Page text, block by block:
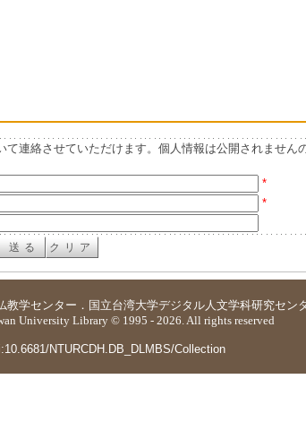
連絡させていただけます。個人情報は公開されません
*
*
教学センター ． 国立台湾大学デジタル人文学科研究セン
University Library © 1995 - 2026. All rights reserved
NTURCDH.DB_DLMBS/Collection